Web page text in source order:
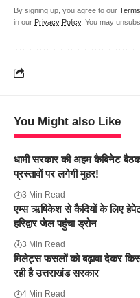
By signing up, you agree to our
in our Privacy Policy. You may
You Might also Like
धामी सरकार की अहम कैबिनेट
प्रस्तावों पर लगेगी मुहर!
3 Min Read
एम्स ऋषिकेश से कैदियों के लिए
हरिद्वार जेल पहुंचा ड्रोन
3 Min Read
मिलेट्स फसलों को बढ़ावा देकर
रही है उत्तराखंड सरकार
4 Min Read